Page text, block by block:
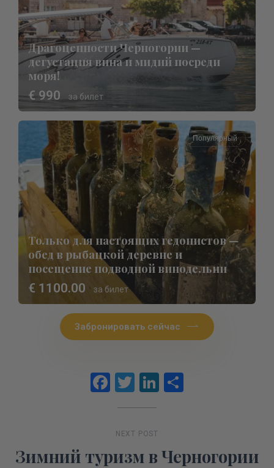
Драгоценности Черногории —
дегустация вина и мидий посреди
моря!
€ 990 за билет
Популярный
Только для настоящих гедонистов —
обед в рыбацкой деревне и
посещение подводной винодельни
€ 1100.00 за билет
Забронировать сейчас
Facebook
TwitterLinkedIn
NEXT POST
Зимний туризм в Черногории